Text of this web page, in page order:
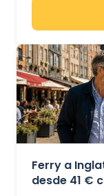
Ferry a
desde 41 €